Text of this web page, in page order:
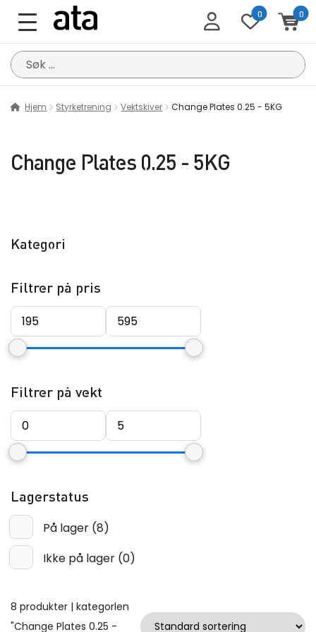
0 0
Søk
etter:
Hjem Styrketrening Vektskiver Change Plates 0.25 - 5KG
Change Plates 0.25 - 5KG
Kategori
Filtrer på pris
Filtrer på vekt
Lagerstatus
På lager (8)
Ikke på lager (0)
8 produkter | kategorlen
"Change Plates 0.25 -